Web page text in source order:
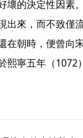
壞的決定性因素
來，而不致僅流
在朝時，便曾向
熙寧五年（1072